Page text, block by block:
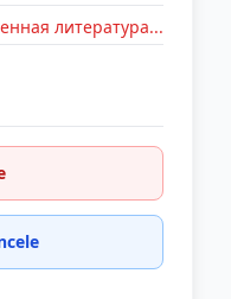
литература...